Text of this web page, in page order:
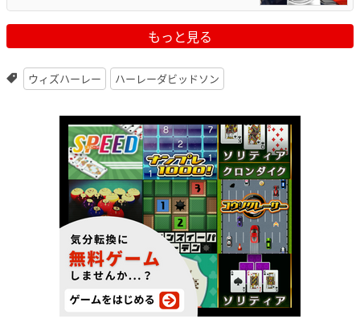
もっと見る
ウィズハーレー ハーレーダビッドソン